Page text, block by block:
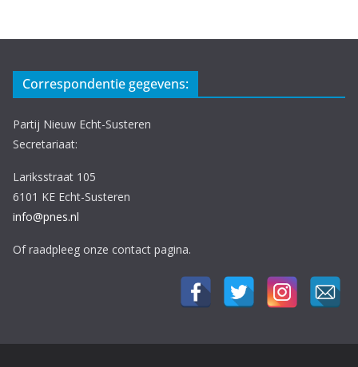
Correspondentie gegevens:
Partij Nieuw Echt-Susteren
Secretariaat:
Lariksstraat 105
6101 KE Echt-Susteren
info@pnes.nl
Of raadpleeg onze contact pagina.